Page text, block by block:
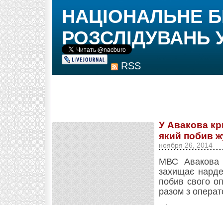
RSS
НАЦІОНАЛЬНЕ
РОЗСЛІДУВАНЬ
У Авакова
який побив
ноября 26, 2014
МВС Авакова
захищає
побив свого
разом з